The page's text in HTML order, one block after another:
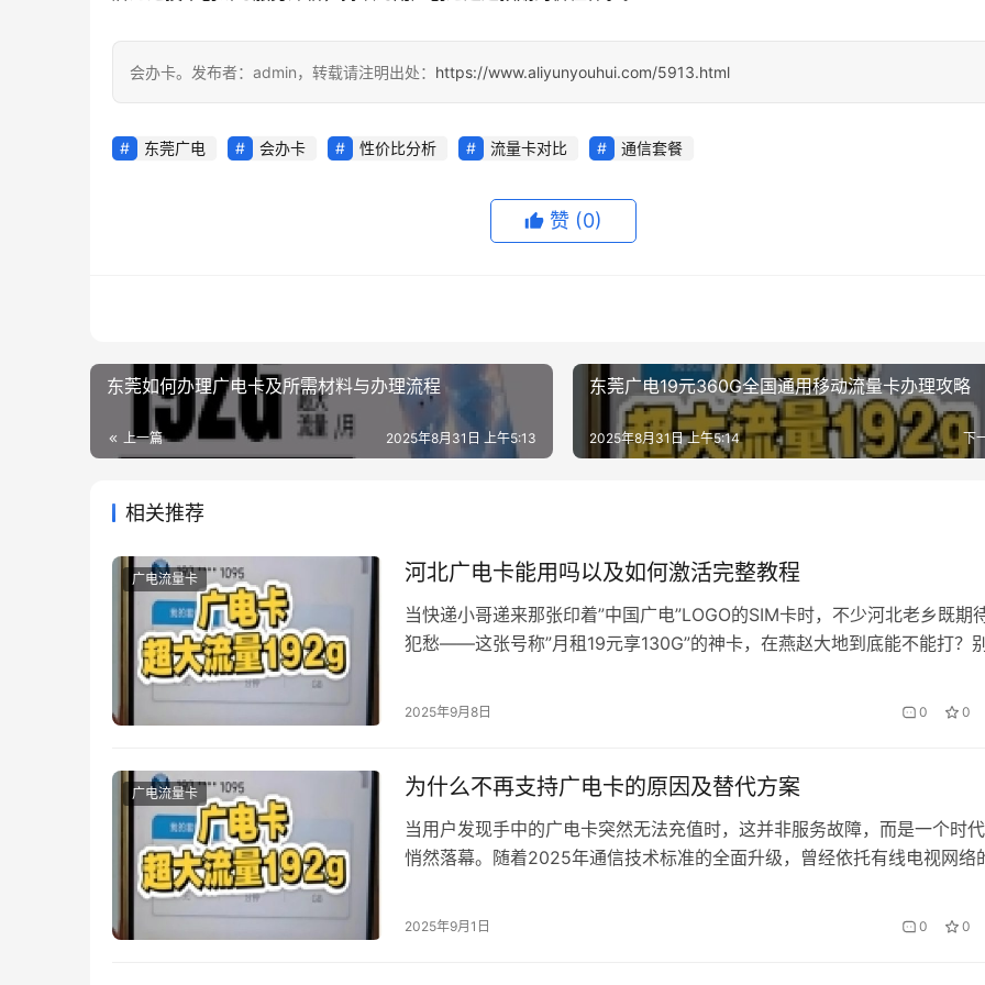
会办卡。发布者：admin，转载请注明出处： https://www.aliyunyouhui.com/5913.html
东莞广电 会办卡 性价比分析 流量卡对比 通信套餐
赞 (0)
东莞如何办理广电卡及所需材料与办理流程
上一篇 2025年8月31日 上午5:13
东莞广电19元360G全国通用移动流量卡办理攻略
下
2025年8月31日 上午5:14
相关推荐
广电流量卡 河北广电卡能用吗以及如何激活完整教程
当快递小哥递来那张印着”中国广电”LOGO的SIM卡时，不少河北老乡既期
犯愁——这张号称”月租19元享130G”的神卡，在燕赵大地到底能不能打？
白。 一、开箱验货：这些细节决定激活成败 拆开快递别急着插卡，先核对
2025年9月8日 0 0
广电流量卡 为什么不再支持广电卡的原因及替代方案
当用户发现手中的广电卡突然无法充值时，这并非服务故障，而是一个时
悄然落幕。随着2025年通信技术标准的全面升级，曾经依托有线电视网络
网向纯4G/5G架构转型的必然选择。 技术性退场的三大硬约束 广电卡的退
2025年9月1日 0 0